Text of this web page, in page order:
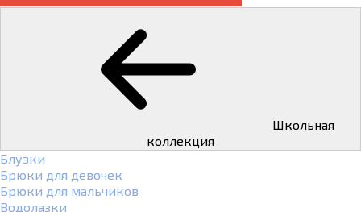
коллекция
Блузки
Брюки для девочек
Брюки для мальчиков
Водолазки